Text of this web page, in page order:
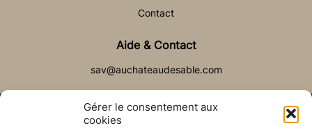
Gérer le consentement aux
cookies
Contact
Aide & Contact
sav@auchateaudesable.com